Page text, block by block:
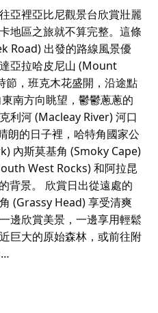
亞裡亞比尼觀景台欣賞壯麗
地區之旅就不算完整。這條
Road) 出發的路線風景優
亞拉哈皮尼山 (Mount
，班克木花盛開，沿途點
南方向眺望，鬱鬱蔥蔥的
利河 (Macleay River) 河口
朗的日子裡，哈特角國家公
內斯莫基角 (Smoky Cape)
West Rocks) 和阿拉昆
背景。 欣賞日出從遠處的
(Grassy Head) 享受清爽
邊欣賞美景，一邊享用輕鬆
巨大的原始森林，或前往附
地區之旅就不算完整。這條
Road) 出發的路線風景優